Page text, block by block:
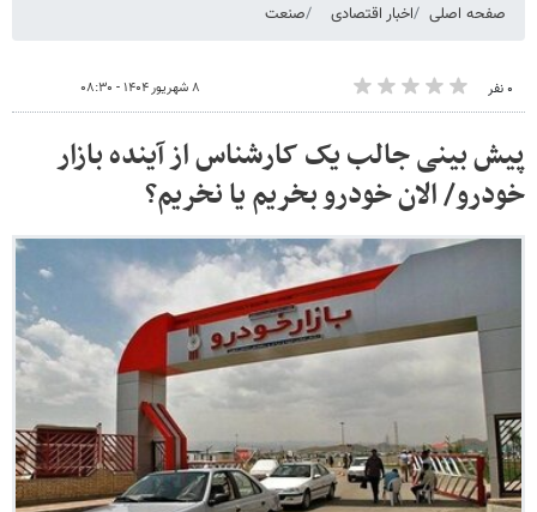
صفحه اصلی اخبار اقتصادی صنعت
۰ نفر ۸ شهریور ۱۴۰۴ - ۰۸:۳۰
پیش بینی جالب یک کارشناس از آینده بازار
خودرو/ الان خودرو بخریم یا نخریم؟